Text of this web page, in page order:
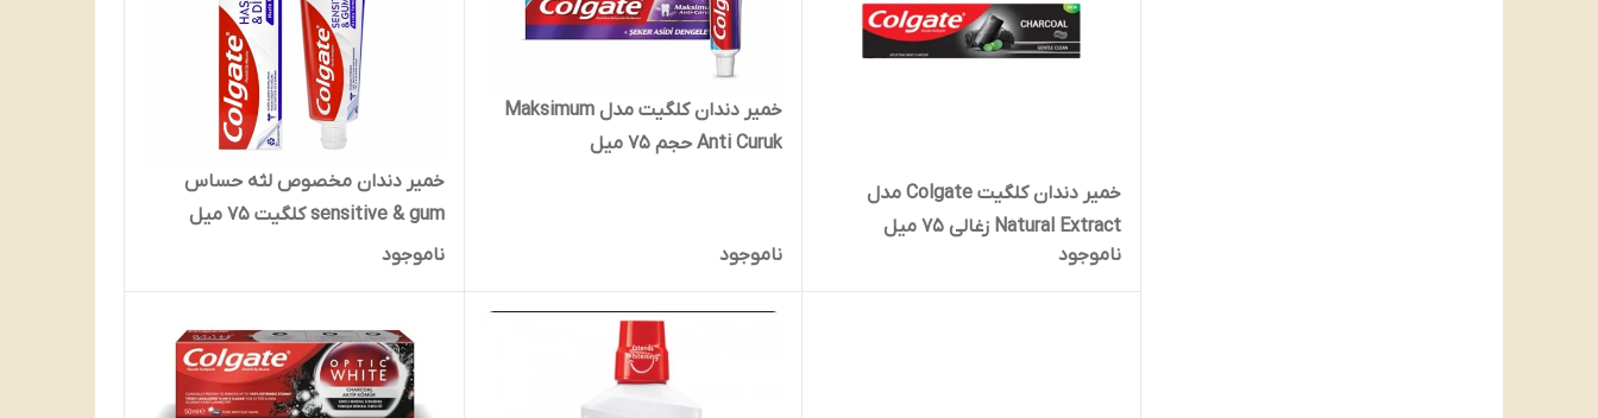
خمیر دندان کلگیت Colgate مدل
Natural Extract زغالی 75 میل
ناموجود
خمیر دندان کلگیت مدل Maksimum
Anti Curuk حجم 75 میل
ناموجود
خمیر دندان مخصوص لثه حساس
sensitive & gum کلگیت 75 میل
ناموجود